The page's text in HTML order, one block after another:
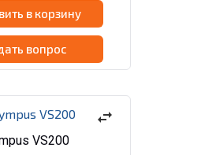
в корзину
вопрос
swap_horiz
VS200